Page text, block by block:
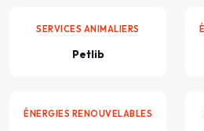
SERVICES ANIMALIERS
Petlib
ÉNERGIES RENOUVELABLES